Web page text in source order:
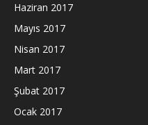
Haziran 2017
Mayıs 2017
Nisan 2017
Mart 2017
Şubat 2017
Ocak 2017